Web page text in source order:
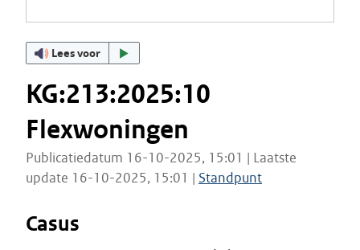
Lees voor
KG:213:2025:10
Flexwoningen
Publicatiedatum 16-10-2025, 15:01 | Laatste
update 16-10-2025, 15:01 | Standpunt
Casus